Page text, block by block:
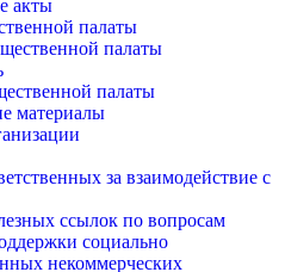
акты
палаты
палаты
палаты
материалы
за взаимодействие с
ссылок по вопросам
социально
некоммерческих